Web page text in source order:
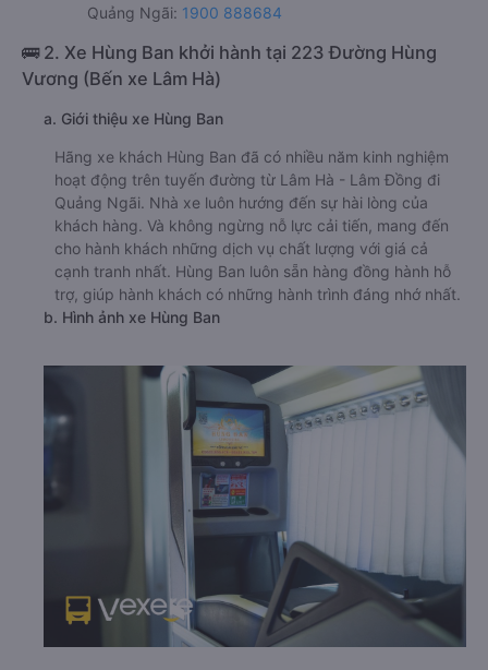
Quảng Ngãi: 1900 888684
🚌 2. Xe Hùng Ban khởi hành tại 223 Đường Hùng
Vương (Bến xe Lâm Hà)
a. Giới thiệu xe Hùng Ban
Hãng xe khách Hùng Ban đã có nhiều năm kinh nghiệm
hoạt động trên tuyến đường từ Lâm Hà - Lâm Đồng đi
Quảng Ngãi. Nhà xe luôn hướng đến sự hài lòng của
khách hàng. Và không ngừng nỗ lực cải tiến, mang đến
cho hành khách những dịch vụ chất lượng với giá cả
cạnh tranh nhất. Hùng Ban luôn sẵn hàng đồng hành hỗ
trợ, giúp hành khách có những hành trình đáng nhớ nhất.
b. Hình ảnh xe Hùng Ban